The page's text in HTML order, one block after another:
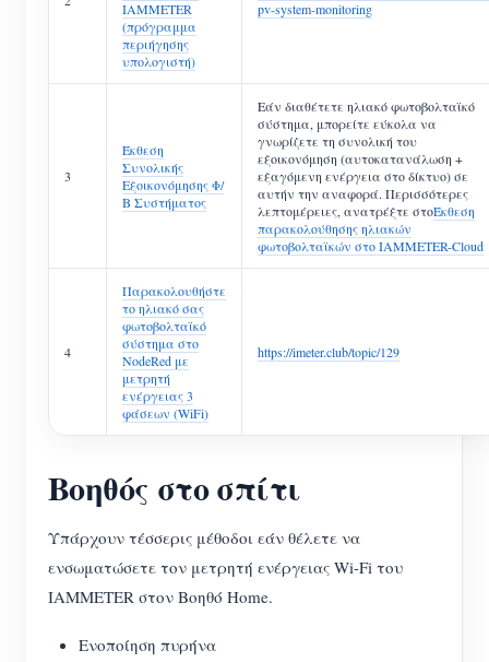
IAMMETER
(πρόγραμμα
περιήγησης
υπολογιστή)
pv-system-monitoring
3
Έκθεση
Συνολικής
Εξοικονόμησης Φ/
Β Συστήματος
Εάν διαθέτετε ηλιακό φωτοβολταϊκό
σύστημα, μπορείτε εύκολα να
γνωρίζετε τη συνολική του
εξοικονόμηση (αυτοκατανάλωση +
εξαγόμενη ενέργεια στο δίκτυο) σε
αυτήν την αναφορά. Περισσότερες
λεπτομέρειες, ανατρέξτε στοΈκθεση
παρακολούθησης ηλιακών
φωτοβολταϊκών στο IAMMETER-Cloud
4
Παρακολουθήστε
το ηλιακό σας
φωτοβολταϊκό
σύστημα στο
NodeRed με
μετρητή
ενέργειας 3
φάσεων (WiFi)
https://imeter.club/topic/129
Βοηθός στο σπίτι
Υπάρχουν τέσσερις μέθοδοι εάν θέλετε να
ενσωματώσετε τον μετρητή ενέργειας Wi-Fi του
IAMMETER στον Βοηθό Home.
Ενοποίηση πυρήνα